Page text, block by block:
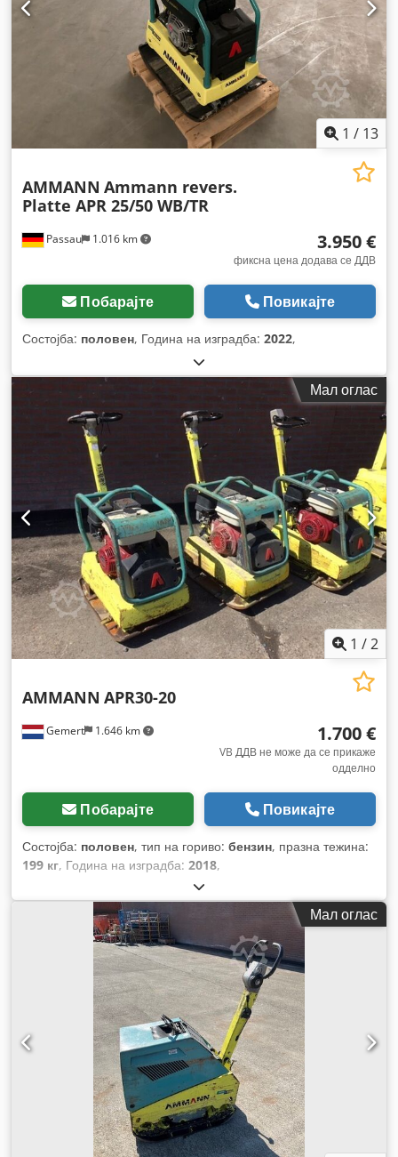
1 / 13
Passau 1.016 km
AMMANN Ammann revers.
Platte APR 25/50 WB/TR
3.950 €
фиксна цена додава се ДДВ
Побарајте Повикајте
Состојба: половен, Година на изградба: 2022,
Мал оглас
1 /2
Gemert 1.646 km
AMMANN APR30-20
1.700 €
VB ДДВ не може да се прикаже
одделно
Побарајте Повикајте
Состојба: половен, тип на гориво: бензин, празна тежина:
199 кг, Година на изградба: 2018,
Мал оглас